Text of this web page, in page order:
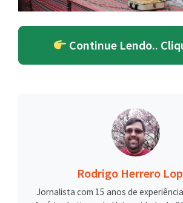
Continue Lendo..
Rodrigo Herrero
Jornalista com 15 anos de